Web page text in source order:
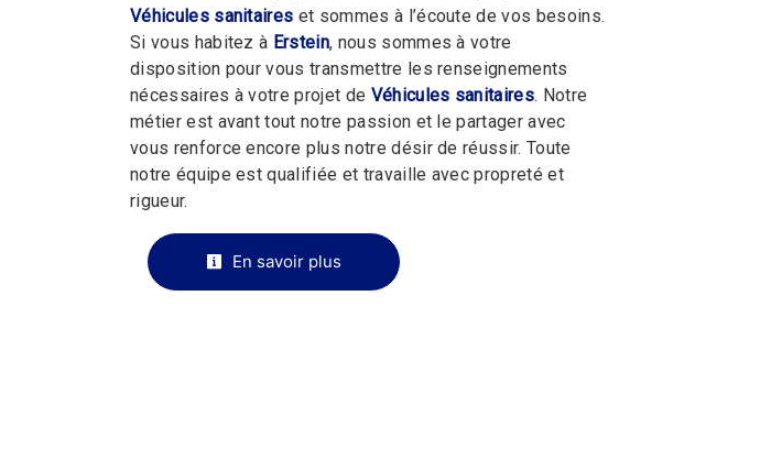
Véhicules sanitaires et sommes à l’écoute de vos besoins.
Si vous habitez à Erstein, nous sommes à votre
disposition pour vous transmettre les renseignements
nécessaires à votre projet de Véhicules sanitaires. Notre
métier est avant tout notre passion et le partager avec
vous renforce encore plus notre désir de réussir. Toute
notre équipe est qualifiée et travaille avec propreté et
rigueur.
En savoir plus